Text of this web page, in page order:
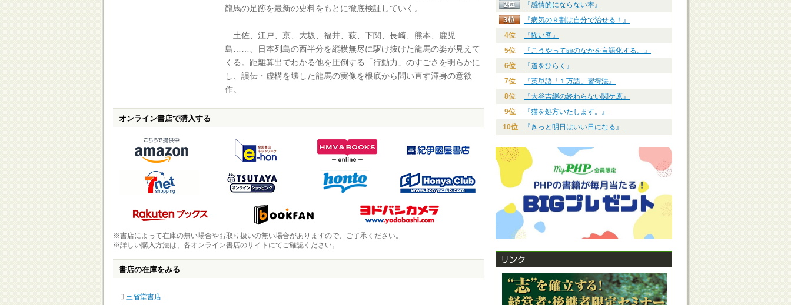
龍馬の足跡を最新の史料をもとに徹底検証していく。
土佐、江戸、京、大坂、福井、萩、下関、長崎、熊本、鹿児
島……、日本列島の西半分を縦横無尽に駆け抜けた龍馬の姿が見えて
くる。距離算出でわかる他を圧倒する「行動力」のすごさを明らかに
し、誤伝・虚構を壊した龍馬の実像を根底から問い直す渾身の意欲
作。
オンライン書店で購入する
※書店によって在庫の無い場合やお取り扱いの無い場合がありますので、ご了承ください。
※詳しい購入方法は、各オンライン書店のサイトにてご確認ください。
書店の在庫をみる
三省堂書店
『感情的にならない本』
『病気の９割は自分で治せる！』
4位
『怖い客』
5位
『こうやって頭のなかを言語化する。』
6位
『道をひらく』
7位
『英単語「１万語」習得法』
8位
『大谷吉継の終わらない関ケ原』
9位
『猫を処方いたします。』
10位
『きっと明日はいい日になる』